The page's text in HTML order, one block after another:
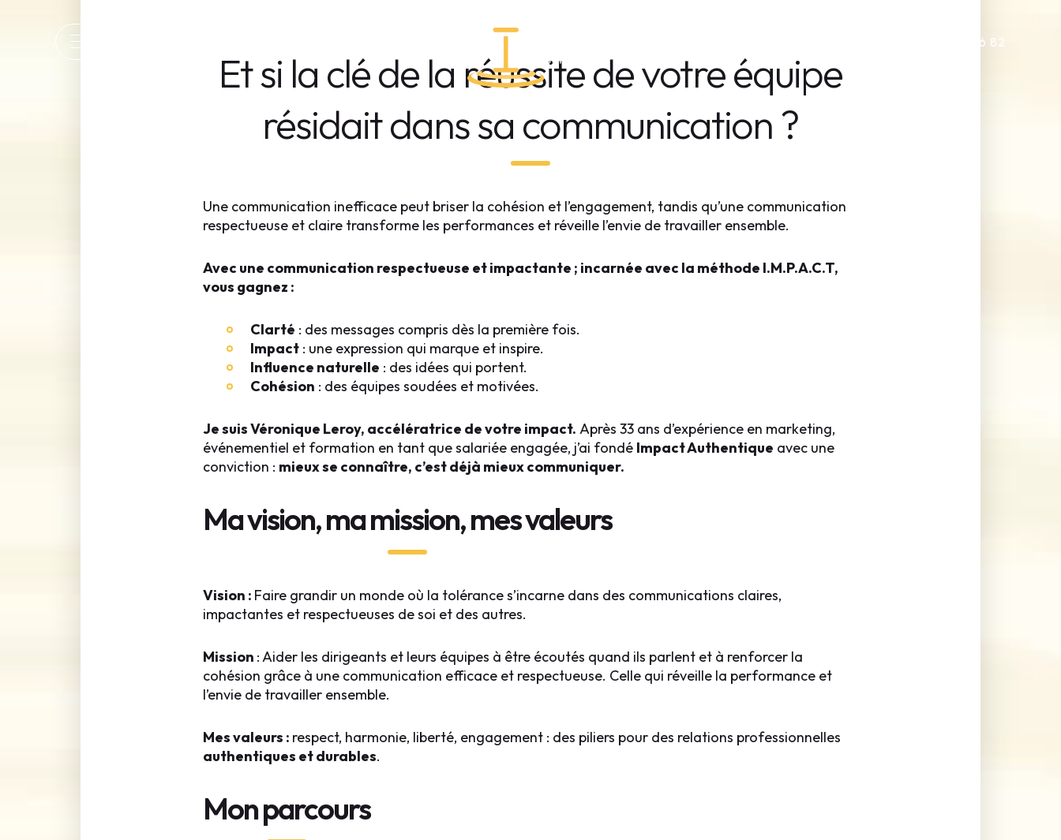
+33 6 52 90 26 82
Et si la clé de la réussite de votre équipe
résidait dans sa communication ?
Une communication inefficace peut briser la cohésion et l’engagement, tandis qu’une communication
respectueuse et claire transforme les performances et réveille l’envie de travailler ensemble.
Avec une communication respectueuse et impactante ; incarnée avec la méthode I.M.P.A.C.T,
vous gagnez :
Clarté : des messages compris dès la première fois.
Impact: une expression qui marque et inspire.
Influence naturelle : des idées qui portent.
Cohésion : des équipes soudées et motivées.
Je suis Véronique Leroy, accélératrice de votre impact. Après 33 ans d’expérience en marketing,
événementiel et formation en tant que salariée engagée, j’ai fondé Impact Authentique avec une
conviction : mieux se connaître, c’est déjà mieux communiquer.
Ma vision, ma mission, mes valeurs
Vision : Faire grandir un monde où la tolérance s’incarne dans des communications claires,
impactantes et respectueuses de soi et des autres.
Mission : Aider les dirigeants et leurs équipes à être écoutés quand ils parlent et à renforcer la
cohésion grâce à une communication efficace et respectueuse. Celle qui réveille la performance et
l’envie de travailler ensemble.
Mes valeurs : respect, harmonie, liberté, engagement : des piliers pour des relations professionnelles
authentiques et durables.
Mon parcours